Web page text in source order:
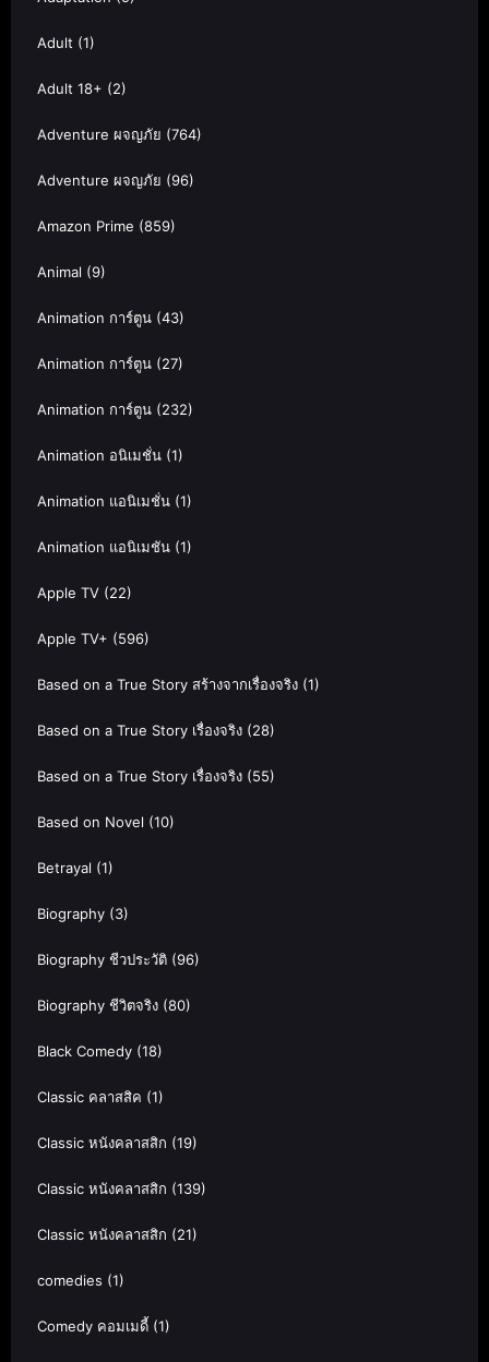
Adult (1)
Adult 18+ (2)
Adventure ผจญภัย (764)
Adventure ผจญภัย (96)
Amazon Prime (859)
Animal (9)
Animation การ์ตูน (43)
Animation การ์ตูน (27)
Animation การ์ตูน (232)
Animation อนิเมชั่น (1)
Animation แอนิเมชั่น (1)
Animation แอนิเมชัน (1)
Apple TV (22)
Apple TV+ (596)
Based on a True Story สร้างจากเรื่องจริง (1)
Based on a True Story เรื่องจริง (28)
Based on a True Story เรื่องจริง (55)
Based on Novel (10)
Betrayal (1)
Biography (3)
Biography ชีวประวัติ (96)
Biography ชีวิตจริง (80)
Black Comedy (18)
Classic คลาสสิค (1)
Classic หนังคลาสสิก (19)
Classic หนังคลาสสิก (139)
Classic หนังคลาสสิก (21)
comedies (1)
Comedy คอมเมดี้ (1)